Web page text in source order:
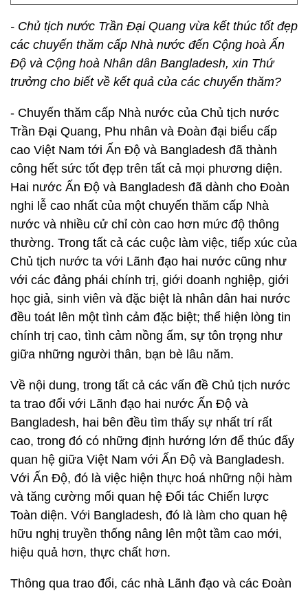
- Chủ tịch nước Trần Đại Quang vừa kết thúc tốt đẹp
các chuyến thăm cấp Nhà nước đến Cộng hoà Ấn
Độ và Cộng hoà Nhân dân Bangladesh, xin Thứ
trưởng cho biết về kết quả của các chuyến thăm?
- Chuyến thăm cấp Nhà nước của Chủ tịch nước
Trần Đại Quang, Phu nhân và Đoàn đại biểu cấp
cao Việt Nam tới Ấn Độ và Bangladesh đã thành
công hết sức tốt đẹp trên tất cả mọi phương diện.
Hai nước Ấn Độ và Bangladesh đã dành cho Đoàn
nghi lễ cao nhất của một chuyến thăm cấp Nhà
nước và nhiều cử chỉ còn cao hơn mức độ thông
thường. Trong tất cả các cuộc làm việc, tiếp xúc của
Chủ tịch nước ta với Lãnh đạo hai nước cũng như
với các đảng phái chính trị, giới doanh nghiệp, giới
học giả, sinh viên và đặc biệt là nhân dân hai nước
đều toát lên một tình cảm đặc biệt; thể hiện lòng tin
chính trị cao, tình cảm nồng ấm, sự tôn trọng như
giữa những người thân, bạn bè lâu năm.
Về nội dung, trong tất cả các vấn đề Chủ tịch nước
ta trao đổi với Lãnh đạo hai nước Ấn Độ và
Bangladesh, hai bên đều tìm thấy sự nhất trí rất
cao, trong đó có những định hướng lớn để thúc đẩy
quan hệ giữa Việt Nam với Ấn Độ và Bangladesh.
Với Ấn Độ, đó là việc hiện thực hoá những nội hàm
và tăng cường mối quan hệ Đối tác Chiến lược
Toàn diện. Với Bangladesh, đó là làm cho quan hệ
hữu nghị truyền thống nâng lên một tầm cao mới,
hiệu quả hơn, thực chất hơn.
Thông qua trao đổi, các nhà Lãnh đạo và các Đoàn